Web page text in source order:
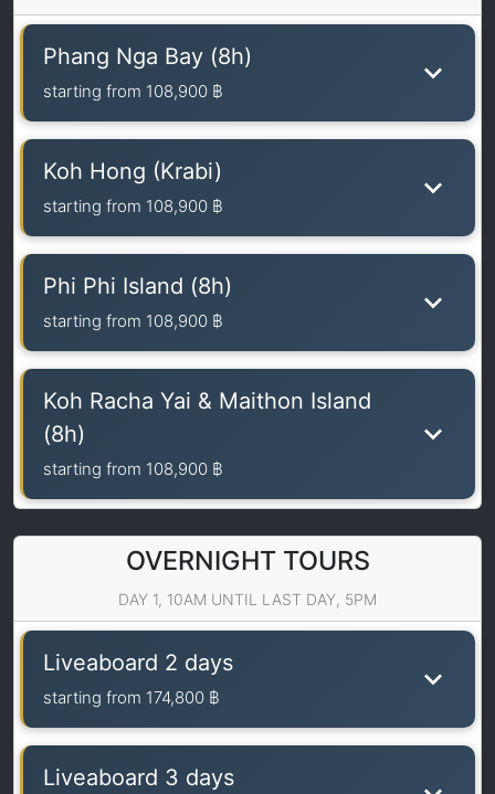
Phang Nga Bay (8h)
starting from 108,900 ฿
Koh Hong (Krabi)
starting from 108,900 ฿
Phi Phi Island (8h)
starting from 108,900 ฿
Koh Racha Yai & Maithon Island
(8h)
starting from 108,900 ฿
OVERNIGHT TOURS
DAY 1, 10AM UNTIL LAST DAY, 5PM
Liveaboard 2 days
starting from 174,800 ฿
Liveaboard 3 days